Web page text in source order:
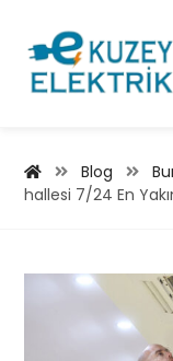
Blog
hallesi 7/24 En